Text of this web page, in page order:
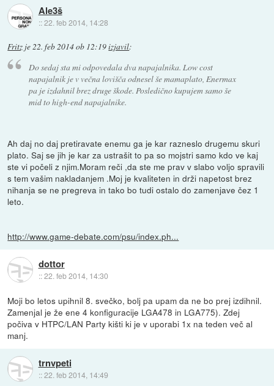
Ale3š
::22. feb 2014, 14:28
Fritz je22. feb 2014 ob 12:19izjavil:
Do sedaj sta mi odpovedala dva napajalnika. Low cost
napajalnik je v večna lovišča odnesel še mamaplato, Enermax
pa je izdahnil brez druge škode. Posledično kupujem samo še
mid to high-end napajalnike.
Ah daj no daj pretiravate enemu ga je kar razneslo drugemu skuri
plato. Saj se jih je kar za ustrašit to pa so mojstri samo kdo ve kaj
ste vi počeli z njim.Moram reči ,da ste me prav v slabo voljo spravili
s tem vašim nakladanjem .Moj je kvaliteten in drži napetost brez
nihanja se ne pregreva in tako bo tudi ostalo do zamenjave čez 1
leto.
http://www.game-debate.com/psu/index.ph...
dottor
::22. feb 2014, 14:30
Moji bo letos upihnil 8. svečko, bolj pa upam da ne bo prej izdihnil.
Zamenjal je že ene 4 konfiguracije LGA478 in LGA775). Zdej
počiva v HTPC/LAN Party kišti ki je v uporabi 1x na teden več al
manj.
trnvpeti
::22. feb 2014, 14:49